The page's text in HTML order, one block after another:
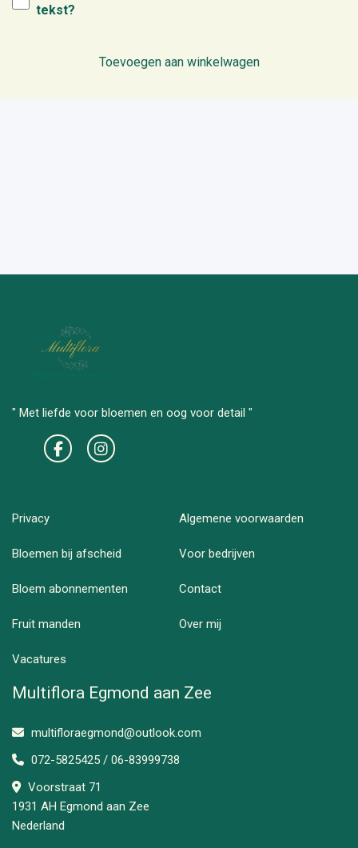
tekst?
Toevoegen aan winkelwagen
" Met liefde voor bloemen en oog voor detail "
Privacy Algemene voorwaarden
Bloemen bij afscheid Voor bedrijven
Bloem abonnementen Contact
Fruit manden Over mij
Vacatures
Multiflora Egmond aan Zee
multifloraegmond@outlook.com
072-5825425 / 06-83999738
Voorstraat 71
1931 AH Egmond aan Zee
Nederland